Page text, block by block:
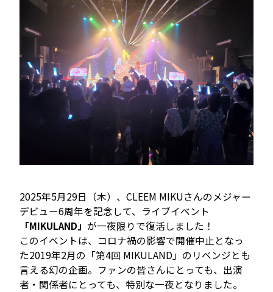
2025年5月29日（木）、CLEEM MIKUさんのメジャー
デビュー6周年を記念して、ライブイベント
「MIKULAND」 が一夜限りで復活しました！
このイベントは、コロナ禍の影響で開催中止となっ
た2019年2月の「第4回 MIKULAND」のリベンジとも
言える幻の企画。ファンの皆さんにとっても、出演
者・関係者にとっても、特別な一夜となりました。